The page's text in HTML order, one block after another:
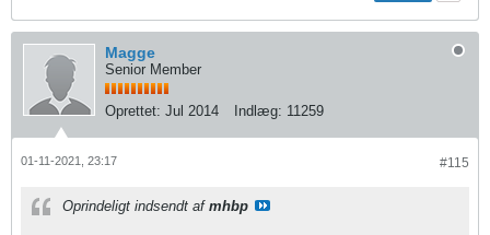
Magge
Senior Member
Oprettet: Jul 2014 Indlæg: 11259
#115
01-11-2021, 23:17
Oprindeligt indsendt af mhbp